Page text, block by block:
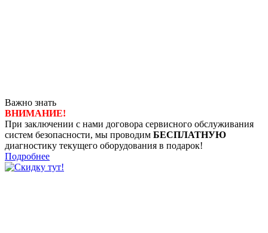
Важно знать
ВНИМАНИЕ!
При заключении с нами договора сервисного обслуживания
систем безопасности, мы проводим БЕСПЛАТНУЮ
диагностику текущего оборудования в подарок!
Подробнее